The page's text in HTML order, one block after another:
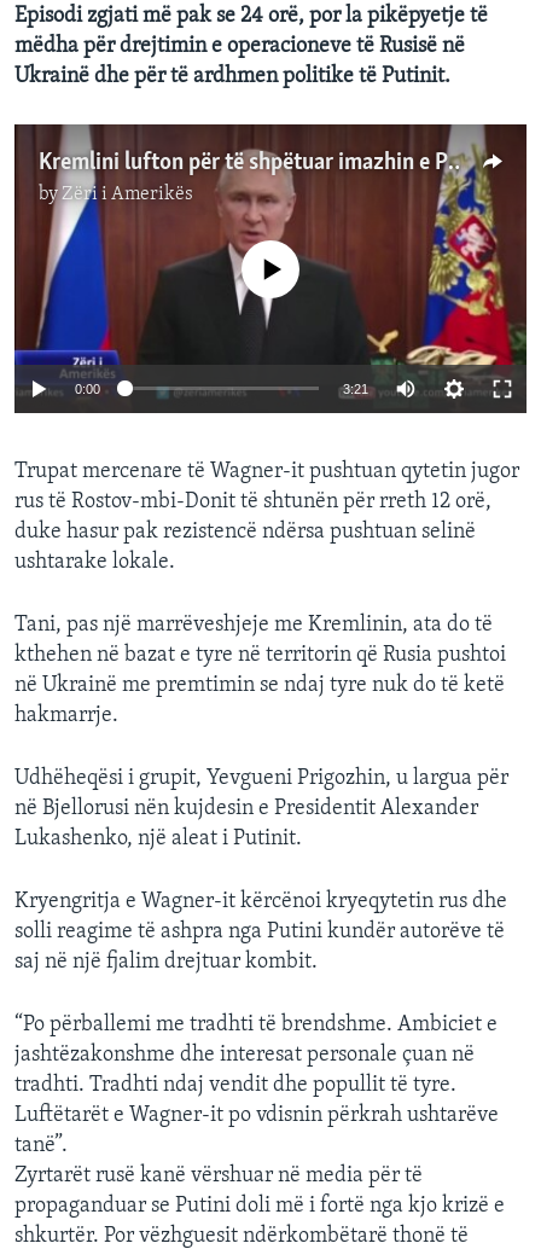
Episodi zgjati më pak se 24 orë, por la pikëpyetje të
mëdha për drejtimin e operacioneve të Rusisë në
Ukrainë dhe për të ardhmen politike të Putinit.
Kremlini lufton për të shpëtuar imazhin e Putinit pas rebelimit
byZëri i Amerikës
No media source currently available
0:00 3:21
Trupat mercenare të Wagner-it pushtuan qytetin jugor
rus të Rostov-mbi-Donit të shtunën për rreth 12 orë,
duke hasur pak rezistencë ndërsa pushtuan selinë
ushtarake lokale.
Tani, pas një marrëveshjeje me Kremlinin, ata do të
kthehen në bazat e tyre në territorin që Rusia pushtoi
në Ukrainë me premtimin se ndaj tyre nuk do të ketë
hakmarrje.
Udhëheqësi i grupit, Yevgueni Prigozhin, u largua për
në Bjellorusi nën kujdesin e Presidentit Alexander
Lukashenko, një aleat i Putinit.
Kryengritja e Wagner-it kërcënoi kryeqytetin rus dhe
solli reagime të ashpra nga Putini kundër autorëve të
saj në një fjalim drejtuar kombit.
“Po përballemi me tradhti të brendshme. Ambiciet e
jashtëzakonshme dhe interesat personale çuan në
tradhti. Tradhti ndaj vendit dhe popullit të tyre.
Luftëtarët e Wagner-it po vdisnin përkrah ushtarëve
tanë”.
Zyrtarët rusë kanë vërshuar në media për të
propaganduar se Putini doli më i fortë nga kjo krizë e
shkurtër. Por vëzhguesit ndërkombëtarë thonë të